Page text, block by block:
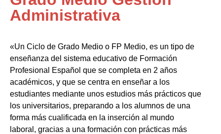
Administrativa
«Un Ciclo de Grado Medio o FP Medio, es un tipo de
enseñanza del sistema educativo de Formación
Profesional Español que se completa en 2 años
académicos, y que se centra en enseñar a los
estudiantes mediante unos estudios más prácticos que
los universitarios, preparando a los alumnos de una
forma más cualificada en la inserción al mundo
laboral, gracias a una formación con prácticas más